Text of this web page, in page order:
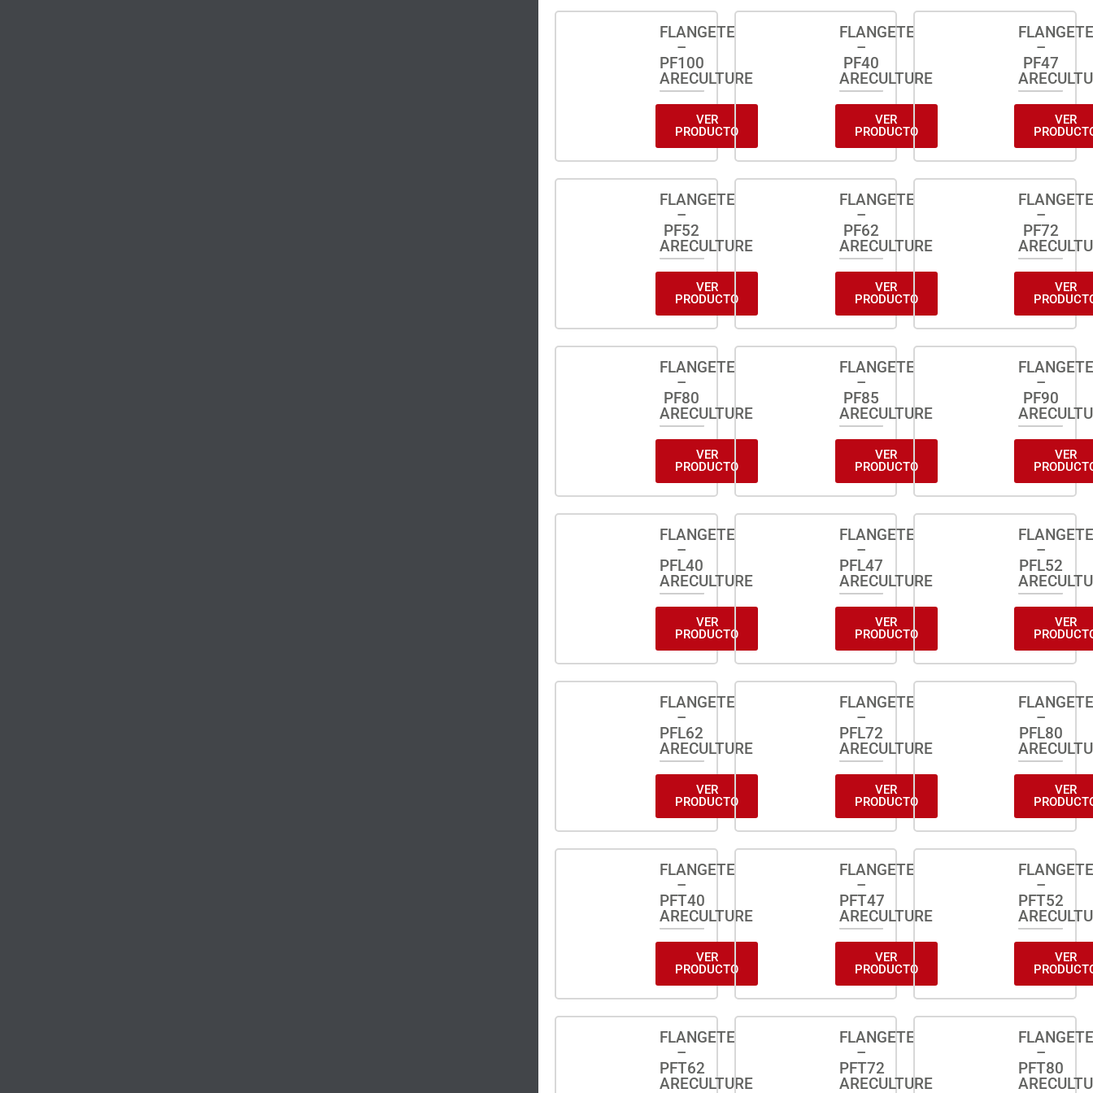
FLANGETE
–
PF100
ARECULTURE
VER
PRODUCTO
FLANGETE
–
PF40
ARECULTURE
VER
PRODUCTO
–
PF47
VER
FLANGETE
–
PF52
ARECULTURE
VER
PRODUCTO
FLANGETE
–
PF62
ARECULTURE
VER
PRODUCTO
–
PF72
VER
FLANGETE
–
PF80
ARECULTURE
VER
PRODUCTO
FLANGETE
–
PF85
ARECULTURE
VER
PRODUCTO
–
PF90
VER
FLANGETE
–
PFL40
ARECULTURE
VER
PRODUCTO
FLANGETE
–
PFL47
ARECULTURE
VER
PRODUCTO
–
PFL52
VER
FLANGETE
–
PFL62
ARECULTURE
VER
PRODUCTO
FLANGETE
–
PFL72
ARECULTURE
VER
PRODUCTO
–
PFL80
VER
FLANGETE
–
PFT40
ARECULTURE
VER
PRODUCTO
FLANGETE
–
PFT47
ARECULTURE
VER
PRODUCTO
–
PFT52
VER
FLANGETE
–
PFT62
ARECULTURE
FLANGETE
–
PFT72
ARECULTURE
–
PFT80